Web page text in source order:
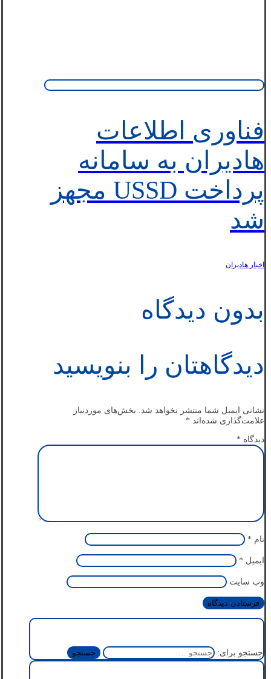
فناوری اطلاعات
هادیران به سامانه
پرداخت USSD مجهز
شد
اخبار هاديران
بدون دیدگاه
دیدگاهتان را بنویسید
نشانی ایمیل شما منتشر نخواهد شد.
بخش‌های موردنیاز
علامت‌گذاری شده‌اند *
دیدگاه *
نام *
ایمیل *
وب‌ سایت
جستجو برای: